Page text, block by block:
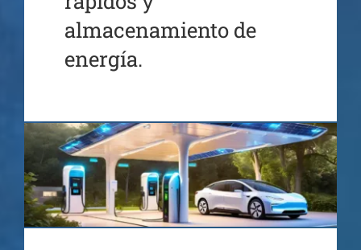
almacenamiento de
energía.